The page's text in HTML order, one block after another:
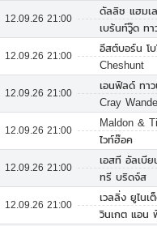
12.09.26 21:00
ดัลลิช แฮมเ
เบร้นท์วู๊ด ทา
12.09.26 21:00
อีสต์บอร์น โบ
Cheshunt
12.09.26 21:00
เอนฟิลด์ ทา
Cray
12.09.26 21:00
Maldon &
ไวท์ฮ๊อค
12.09.26 21:00
เอสที อัลเบีย
ทรี บริดจ์ส
12.09.26 21:00
เวลลิ่ง ยูไนเ
วินเกต แอน